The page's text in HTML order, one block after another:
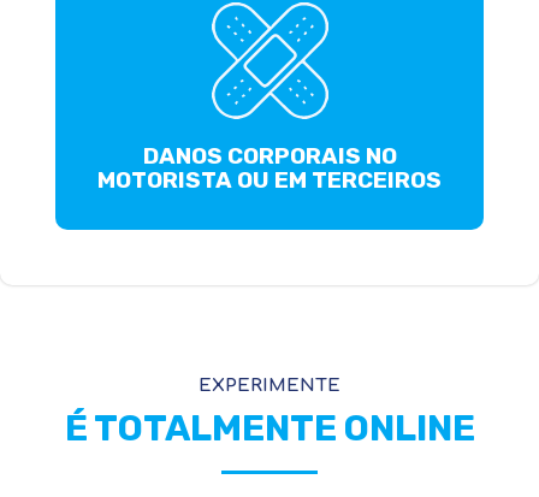
DANOS CORPORAIS NO
MOTORISTA OU EM TERCEIROS
EXPERIMENTE
É TOTALMENTE ONLINE